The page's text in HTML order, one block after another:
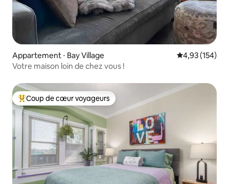
Appartement ⋅ Bay Village Évaluation
4,93 (154)
Votre maison loin de chez vous !
Coups de cœur voyageurs les plus appréciés
Coup de cœur voyageurs